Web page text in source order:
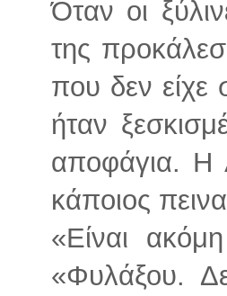
Όταν οι
της
που δεν είχε
ήταν
αποφάγια. Η
κάποιος
«Είναι
«Φυλάξου.